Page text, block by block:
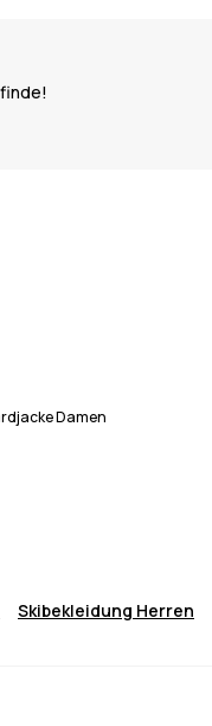
Damen
Skibekleidung Herren